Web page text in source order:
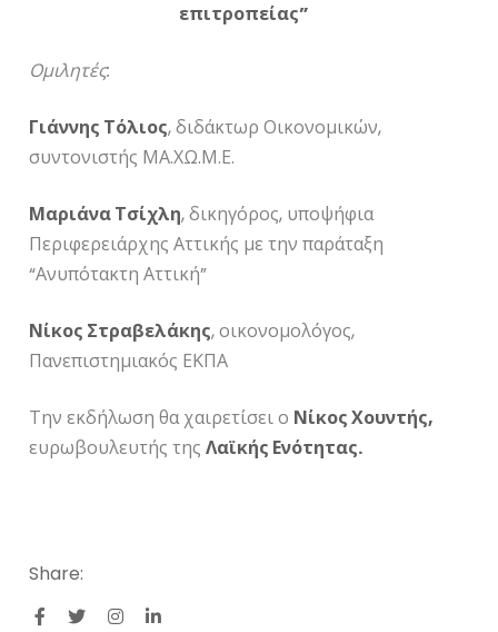
επιτροπείας”
Ομιλητές:
Γιάννης Τόλιος, διδάκτωρ Οικονομικών,
συντονιστής ΜΑ.ΧΩ.Μ.Ε.
Μαριάνα Τσίχλη, δικηγόρος, υποψήφια
Περιφερειάρχης Αττικής με την παράταξη
“Ανυπότακτη Αττική”
Νίκος Στραβελάκης, οικονομολόγος,
Πανεπιστημιακός ΕΚΠΑ
Την εκδήλωση θα χαιρετίσει ο Νίκος Χουντής,
ευρωβουλευτής τηςΛαϊκής Ενότητας.
Share: